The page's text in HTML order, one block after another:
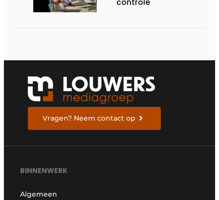
controle
Vragen? Neem contact op
BINNENWERK
Algemeen